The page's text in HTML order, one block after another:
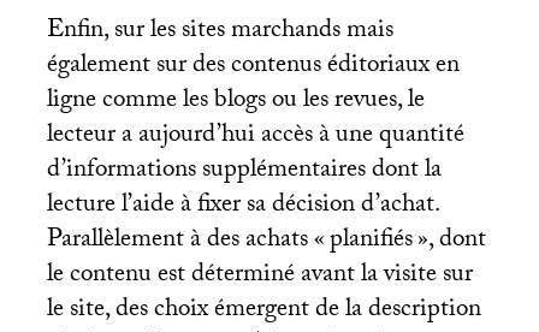
Enfin, sur les sites marchands mais
également sur des contenus éditoriaux en
ligne comme les blogs ou les revues, le
lecteur a aujourd’hui accès à une quantité
d’informations supplémentaires dont la
lecture l’aide à fixer sa décision d’achat.
Parallèlement à des achats «planifiés», dont
le contenu est déterminé avant la visite sur
le site, des choix émergent de la description